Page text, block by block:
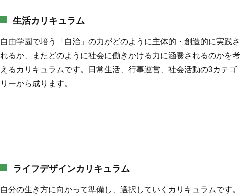
生活カリキュラム
自由学園で培う「自治」の力がどのように主体的・創造的に実践さ
れるか、またどのように社会に働きかける力に涵養されるのかを考
えるカリキュラムです。日常生活、行事運営、社会活動の3カテゴ
リーから成ります。
ライフデザインカリキュラム
自分の生き方に向かって準備し、選択していくカリキュラムです。